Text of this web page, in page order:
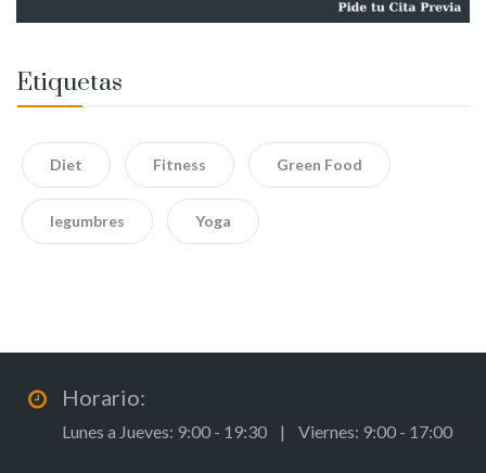
Etiquetas
Diet Fitness Green Food
legumbres Yoga
Horario:
Lunes a Jueves: 9:00 - 19:30 | Viernes: 9:00 - 17:00